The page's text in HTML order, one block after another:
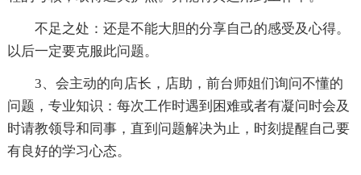
不足之处：还是不能大胆的分享自己的感受及心得。
以后一定要克服此问题。
3、会主动的向店长，店助，前台师姐们询问不懂的
问题，专业知识：每次工作时遇到困难或者有凝问时会及
时请教领导和同事，直到问题解决为止，时刻提醒自己要
有良好的学习心态。